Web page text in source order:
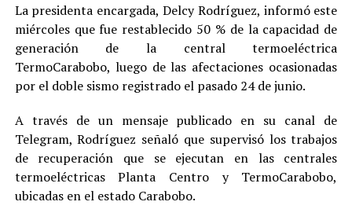
La presidenta encargada, Delcy Rodríguez, informó este
miércoles que fue restablecido 50 % de la capacidad de
generación de la central termoeléctrica
TermoCarabobo, luego de las afectaciones ocasionadas
por el doble sismo registrado el pasado 24 de junio.
A través de un mensaje publicado en su canal de
Telegram, Rodríguez señaló que supervisó los trabajos
de recuperación que se ejecutan en las centrales
termoeléctricas Planta Centro y TermoCarabobo,
ubicadas en el estado Carabobo.